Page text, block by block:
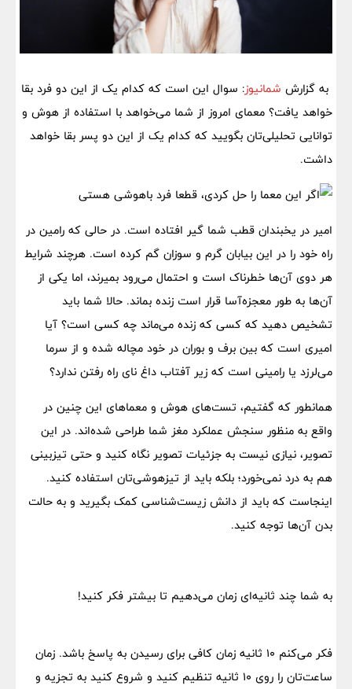
به گزارش شمانیوز: سوال این است که کدام یک از این دو فرد بقا
خواهد یافت؟ معمای امروز از شما می‌خواهد با استفاده از هوش و
توانایی تحلیلی‌تان بگویید که کدام یک از این دو پسر بقا خواهد
داشت.
امیر در یخبندان قطب شما گیر افتاده است. در حالی که رامین در
راه خود را در این بیابان گرم و سوزان گم کرده است. هرچند شرایط
هر دوی آن‌ها خطرناک است و احتمال می‌رود بمیرند، اما یکی از
آن‌ها به طور معجزه‌آسا قرار است زنده بماند. حالا شما باید
تشخیص دهید که کسی که زنده می‌ماند چه کسی است؟ آیا
امیری است که بین برف و بوران در خود مچاله شده و از سرما
می‌لرزد یا رامینی است که زیر آفتاب داغ نای راه رفتن ندارد؟
همانطور که گفتیم، تست‌های هوش و معماهای این چنین در
واقع به منظور سنجش عملکرد مغز شما طراحی شده‌اند. در این
تصویر، نیازی نیست به جزئیات تصویر نگاه کنید و حتی تیزبینی
هم به درد نمی‌خورد؛ بلکه باید از تیزهوشی‌تان استفاده کنید.
اینجاست که باید از دانش زیست‌شناسی کمک بگیرید و به حالت
بدن آن‌ها توجه کنید.
به شما چند ثانیه‌ای زمان می‌دهیم تا بیشتر فکر کنید!
فکر می‌کنم 10 ثانیه زمان کافی برای رسیدن به پاسخ باشد. زمان
ساعت‌تان را روی 10 ثانیه تنظیم کنید و شروع کنید به تجزیه و